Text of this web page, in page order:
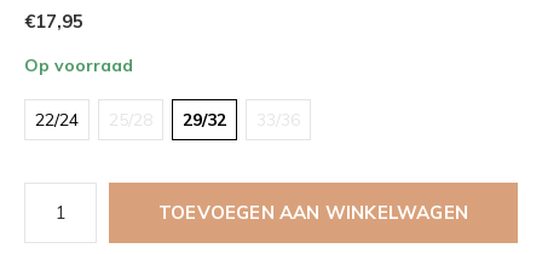
€17,95
Op voorraad
22/24 25/28 29/32 33/36
TOEVOEGEN AAN WINKELWAGEN